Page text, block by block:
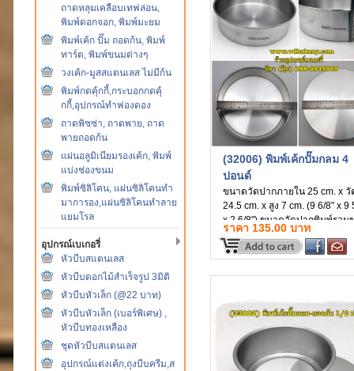
ถาดหลุมเคลือบเทฟล่อน,
พิมพ์ดอกจอก, พิมพ์มะยม
พิมพ์เค้ก ปั๊ม ถอดก้น, พิมพ์
ทาร์ต, พิมพ์ขนมต่างๆ
วงเค้ก-มูสสแตนเลส ไม่มีก้น
พิมพ์กดคุ้กกี้,กระบอกกดคุ้
กกี้,อุปกรณ์ทำฟองดอง
ถาดพิซซ่า, ถาดพาย, ถาด
พายถอดก้น
แผ่นอลูมิเนียมรองเค้ก, พิมพ์
แบ่งช่องขนม
พิมพ์ซิลิโคน, แผ่นซิลิโคนทำ
มาการอง,แผ่นซิลิโคนทำลาย
แยมโรล
อุปกรณ์เบเกอรี่
หัวบีบสแตนเลส
หัวบีบดอกไม้สำเร็จรูป 3มิติ
หัวบีบหัวเล็ก (@22 บาท)
หัวบีบหัวเล็ก (เบอร์พิเศษ) ,
หัวบีบทองเหลือง
ชุดหัวบีบสแตนเลส
อุปกรณ์แต่งเค้ก,ถุงบีบครีม,ส
(32006) พิมพ์เค้กปั๊มกลม 4
ปอนด์
ขนาดวัดปากภายใน 25 cm. x วั
24.5 cm. x สูง 7 cm. (9 6/8" x 9
x 2 6/8") ขนาดวัดปากพิมพ์รวม
ลวด 26 cm. (10 2/8") ทำจากอ
เนียม ไม่มีรอยต่อ
ราคา 135.00 บาท